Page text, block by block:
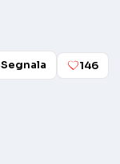
Segnala 146